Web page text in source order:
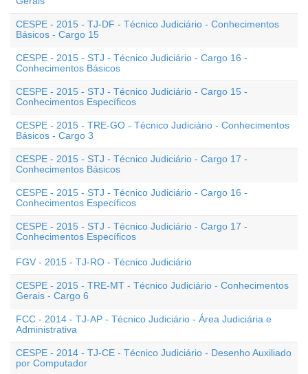
CESPE - 2015 - TJ-DF - Técnico Judiciário - Conhecimentos
Básicos - Cargo 15
CESPE - 2015 - STJ - Técnico Judiciário - Cargo 16 -
Conhecimentos Básicos
CESPE - 2015 - STJ - Técnico Judiciário - Cargo 15 -
Conhecimentos Específicos
CESPE - 2015 - TRE-GO - Técnico Judiciário - Conhecimentos
Básicos - Cargo 3
CESPE - 2015 - STJ - Técnico Judiciário - Cargo 17 -
Conhecimentos Básicos
CESPE - 2015 - STJ - Técnico Judiciário - Cargo 16 -
Conhecimentos Específicos
CESPE - 2015 - STJ - Técnico Judiciário - Cargo 17 -
Conhecimentos Específicos
FGV - 2015 - TJ-RO - Técnico Judiciário
CESPE - 2015 - TRE-MT - Técnico Judiciário - Conhecimentos
Gerais - Cargo 6
FCC - 2014 - TJ-AP - Técnico Judiciário - Área Judiciária e
Administrativa
CESPE - 2014 - TJ-CE - Técnico Judiciário - Desenho Auxiliado
por Computador